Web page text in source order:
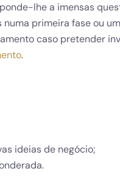
lhe a imensas
primeira fase ou
caso pretender
.
ideias de negócio;